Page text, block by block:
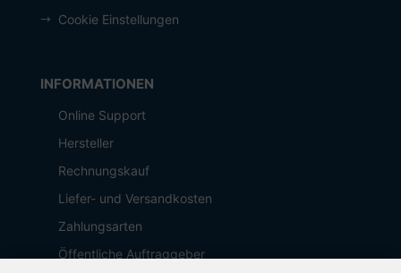
Cookie Einstellungen
INFORMATIONEN
Online Support
Hersteller
Rechnungskauf
Liefer- und Versandkosten
Zahlungsarten
Öffentliche Auftraggeber